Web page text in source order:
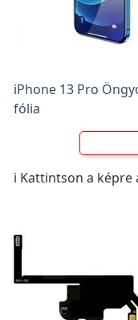
iPhone 13 Pro
fólia
ℹ️ Kattintson a